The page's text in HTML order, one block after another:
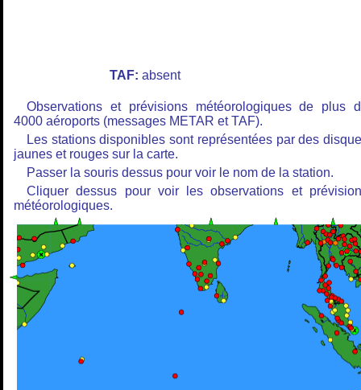
TAF: absent
Observations et prévisions météorologiques de plus
4000 aéroports (messages METAR et TAF).
Les stations disponibles sont représentées par des
jaunes et rouges sur la carte.
Passer la souris dessus pour voir le nom de la station.
Cliquer dessus pour voir les observations et
météorologiques.